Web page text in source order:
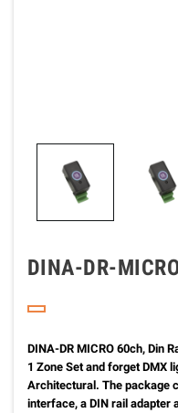
DINA-DR-
DINA-DR MICRO 60ch, Din
1 Zone Set and forget DMX
Architectural. The package
interface, a DIN rail adapter